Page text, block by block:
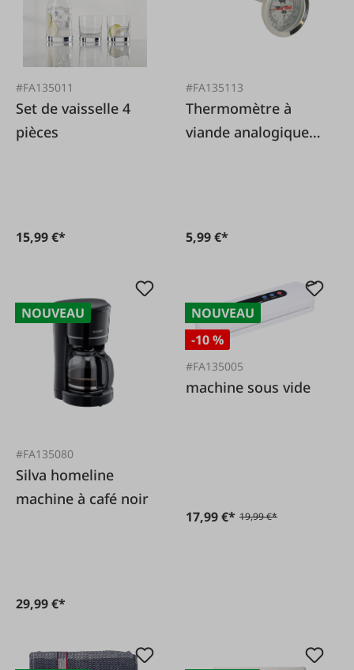
#FA135011
Set de vaisselle 4
pièces
15,99 €*
#FA135113
Thermomètre à
viande analogique,
5,99 €*
NOUVEAU
#FA135080
Silva homeline
machine à café noir
29,99 €*
NOUVEAU
-10 %
#FA135005
machine sous vide
17,99 €* 19,99 €*